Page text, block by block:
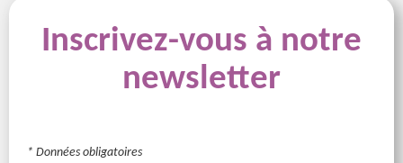
Inscrivez-vous à notre
newsletter
* Données obligatoires